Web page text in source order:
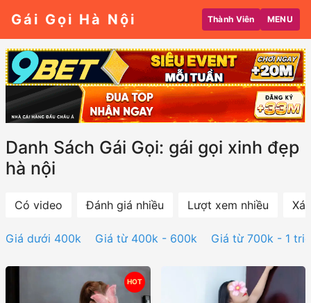
Gái Gọi Hà Nội Thành Viên MENU
Danh Sách Gái Gọi: gái gọi xinh đẹp
hà nội
Có video Đánh giá nhiều Lượt xem nhiều
Giá dưới 400k Giá từ 400k - 600k Giá từ 700k - 1
HOT